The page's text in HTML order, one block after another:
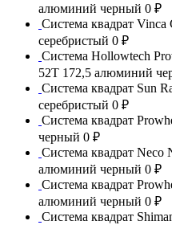
алюминий черный 0 ₽
Система квадрат Vinca
серебристый 0 ₽
Система Hollowtech
52T 172,5 алюминий
Система квадрат Sun
серебристый 0 ₽
Система квадрат
черный 0 ₽
Система квадрат Neco
алюминий черный 0 ₽
Система квадрат
алюминий черный 0 ₽
Система квадрат